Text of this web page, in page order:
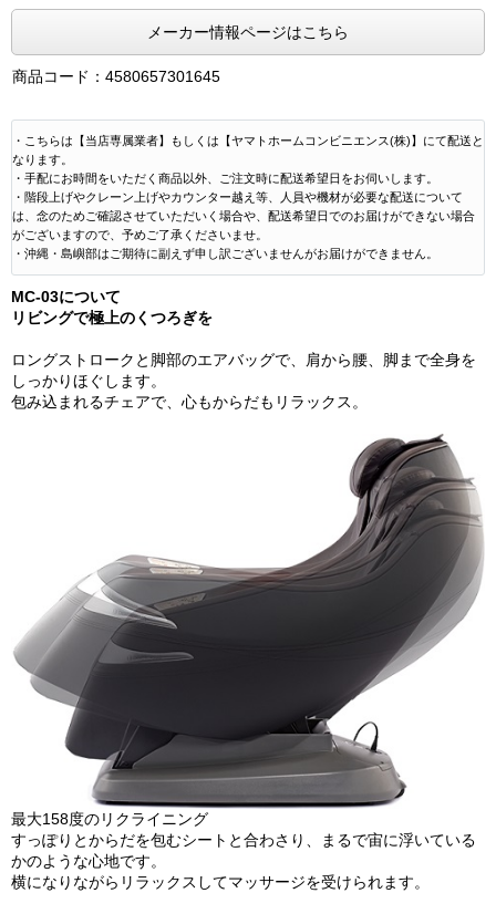
メーカー情報ページはこちら
商品コード：4580657301645
・こちらは【当店専属業者】もしくは【ヤマトホームコンビニエンス(株)】にて配送と
なります。
・手配にお時間をいただく商品以外、ご注文時に配送希望日をお伺いします。
・階段上げやクレーン上げやカウンター越え等、人員や機材が必要な配送について
は、念のためご確認させていただいく場合や、配送希望日でのお届けができない場合
がございますので、予めご了承くださいませ。
・沖縄・島嶼部はご期待に副えず申し訳ございませんがお届けができません。
MC-03について
リビングで極上のくつろぎを
ロングストロークと脚部のエアバッグで、肩から腰、脚まで全身を
しっかりほぐします。
包み込まれるチェアで、心もからだもリラックス。
最大158度のリクライニング
すっぽりとからだを包むシートと合わさり、まるで宙に浮いている
かのような心地です。
横になりながらリラックスしてマッサージを受けられます。